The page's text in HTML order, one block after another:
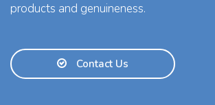
products and genuineness.
Contact Us